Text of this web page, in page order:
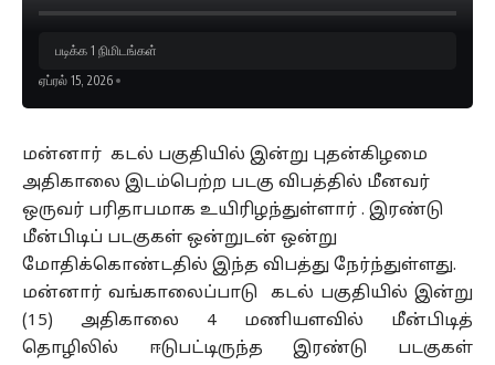
ஏப்ரல் 15, 2026
படிக்க 1 நிமிடங்கள்
மன்னார் கடல் பகுதியில் இன்று புதன்கிழமை
அதிகாலை இடம்பெற்ற படகு விபத்தில் மீனவர்
ஒருவர் பரிதாபமாக உயிரிழந்துள்ளார் . இரண்டு
மீன்பிடிப் படகுகள் ஒன்றுடன் ஒன்று
மோதிக்கொண்டதில் இந்த விபத்து நேர்ந்துள்ளது.
மன்னார் வங்காலைப்பாடு கடல் பகுதியில் இன்று
(15) அதிகாலை 4 மணியளவில் மீன்பிடித்
தொழிலில் ஈடுபட்டிருந்த இரண்டு படகுகள்